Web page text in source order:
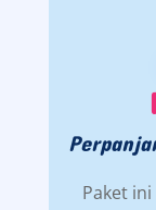
Paket